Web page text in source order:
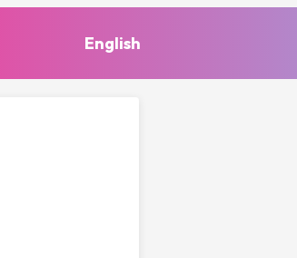
English